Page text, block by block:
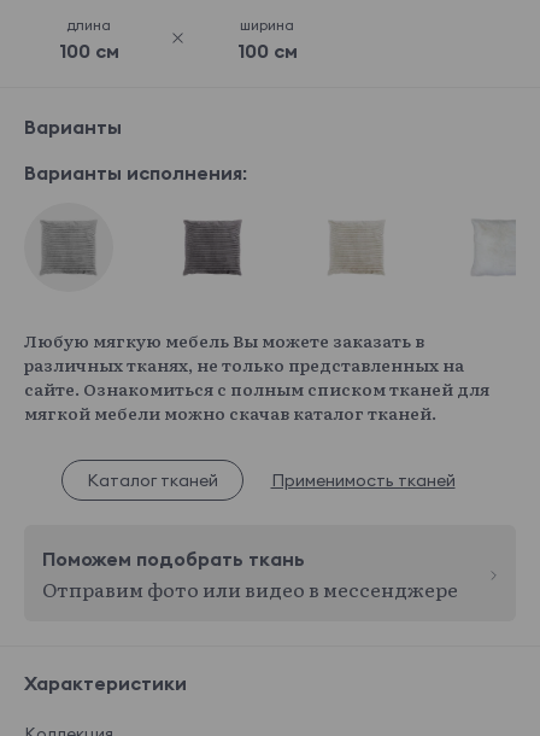
длина
100 см
ширина
100 см
Варианты
Варианты исполнения:
Любую мягкую мебель Вы можете заказать в
различных тканях, не только представленных на
сайте. Ознакомиться с полным списком тканей для
мягкой мебели можно скачав каталог тканей.
Каталог тканей Применимость тканей
Поможем подобрать ткань
Отправим фото или видео в мессенджере
Характеристики